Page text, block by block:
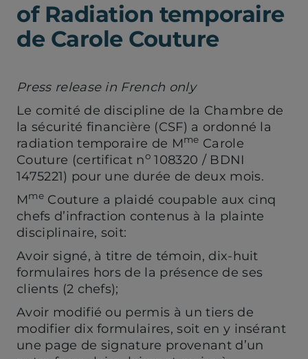
of Radiation temporaire
de Carole Couture
Press release in French only
Le comité de discipline de la Chambre de
la sécurité financière (CSF) a ordonné la
radiation temporaire de Mme Carole
Couture (certificat no 108320 / BDNI
1475221) pour une durée de deux mois.
MmeCouture a plaidé coupable aux cinq
chefs d’infraction contenus à la plainte
disciplinaire, soit:
Avoir signé, à titre de témoin, dix-huit
formulaires hors de la présence de ses
clients (2 chefs);
Avoir modifié ou permis à un tiers de
modifier dix formulaires, soit en y insérant
une page de signature provenant d’un